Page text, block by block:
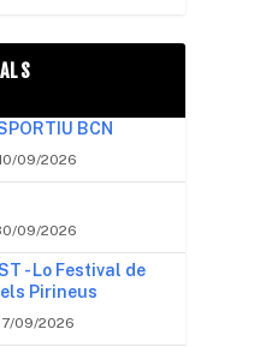
BCN
09/2026
09/2026
- Lo Festival de
Pirineus
09/2026